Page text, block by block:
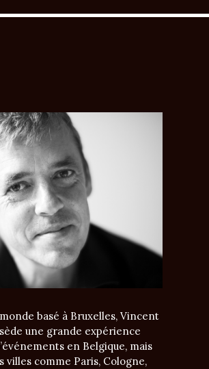
basé à Bruxelles, Vincent
une grande expérience
en Belgique, mais
villes comme Paris, Cologne,